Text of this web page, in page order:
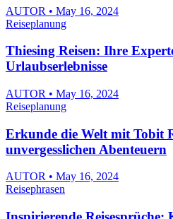
AUTOR • May 16, 2024
Reiseplanung
Thiesing Reisen: Ihre
Urlaubserlebnisse
AUTOR • May 16, 2024
Reiseplanung
Erkunde die Welt mit Tobit
unvergesslichen Abenteuern
AUTOR • May 16, 2024
Reisephrasen